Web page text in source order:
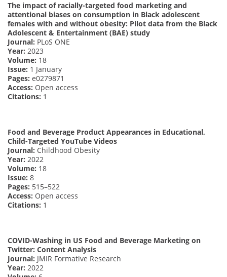
The impact of racially-targeted food marketing and
attentional biases on consumption in Black adolescent
females with and without obesity: Pilot data from the Black
Adolescent & Entertainment (BAE) study
Journal: PLoS ONE
Year: 2023
Volume: 18
Issue: 1 January
Pages: e0279871
Access: Open access
Citations: 1
Food and Beverage Product Appearances in Educational,
Child-Targeted YouTube Videos
Journal: Childhood Obesity
Year: 2022
Volume: 18
Issue: 8
Pages: 515–522
Access: Open access
Citations: 1
COVID-Washing in US Food and Beverage Marketing on
Twitter: Content Analysis
Journal: JMIR Formative Research
Year: 2022